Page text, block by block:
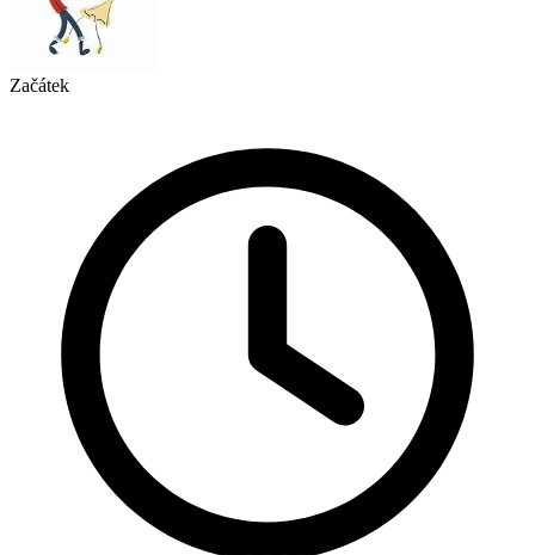
Začátek